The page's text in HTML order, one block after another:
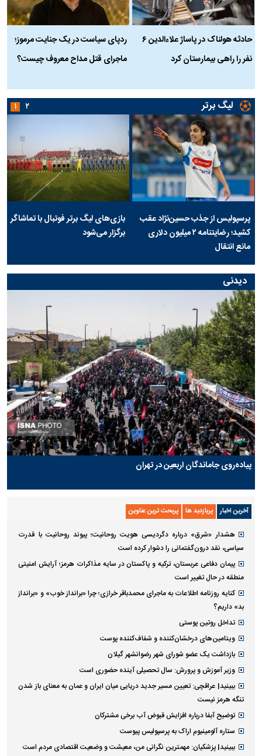
حادثه هولناک در پاساژ علاءالدین ۶
نفر را راهی بیمارستان کرد
ردپای سیاست در یک جنایت مرموز؛
ماجرای قتل مداح معروف چیست؟
لیگ برتر
پرسپولیس از جذب حسین‌نژاد عقب
کشید؛ رضایتنامه ۲ میلیون دلاری
مانع انتقال
بازی‌های لیگ برتر فوتبال با تماشاگر
برگزار می‌شود
۱ ۲
دیدنی
پیاده‌روی جاماندگان اربعین در تهران
آخرین اخبار پربازدید ها پربحث ترین عناوین
هشدار «شرق» درباره دگردیسی هویت روحانیت؛ پیوند روحانیت با قدرت
سیاسی، نقد درون‌گفتمانی را دشوار کرده است
پیمان دفاعی عربستان، ترکیه و پاکستان در سایه مذاکرات هرمز؛ آرایش امنیتی
منطقه در حال تغییر است
کنایه روزنامه اطلاعات به ماجرای محمدباقر خرازی؛ چرا «برانداز خوب» و «برانداز
بد» داریم؟
تداخل روتین پوستی
ویتامین‌های درخشان‌کننده و شفاف‌کننده پوست
بازداشت یک عضو شورای شهر رضوانشهر گیلان
وزیر آموزش و پرورش: سال تحصیلی آینده حضوری است
ببینید| عراقچی: تعیین مسیر جدید دریایی میان ایران و عمان به معنای باز شدن
تنگه هرمز نیست
توضیح آبفا درباره افزایش قبوض آب برخی مشترکان
ستاره آلومینیوم اراک به پرسپولیس پیوست
ببینید| پزشکیان: مهمترین نگرانی من، معیشت و وضعیت اقتصادی مردم است